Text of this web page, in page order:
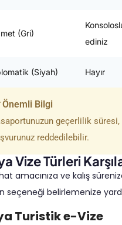
(Gri)
ediniz
(Siyah) Hayır
Önemli Bilgi
geçerlilik
reddedilebilir.
Vize Türleri
amacınıza ve kalış
seçeneği belirlemenize
Turistik e-Vize